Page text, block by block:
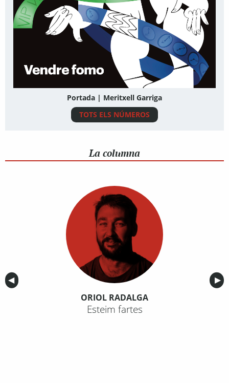
Portada | Meritxell Garriga
TOTS ELS NÚMEROS
La columna
Anterior
◀︎ ▶︎
ORIOL RADALGA
Esteim fartes